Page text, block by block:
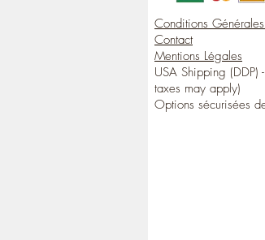
Conditions
Contact
Mentions Légales
USA Shipping (DDP)
taxes may apply)
Options sécurisées